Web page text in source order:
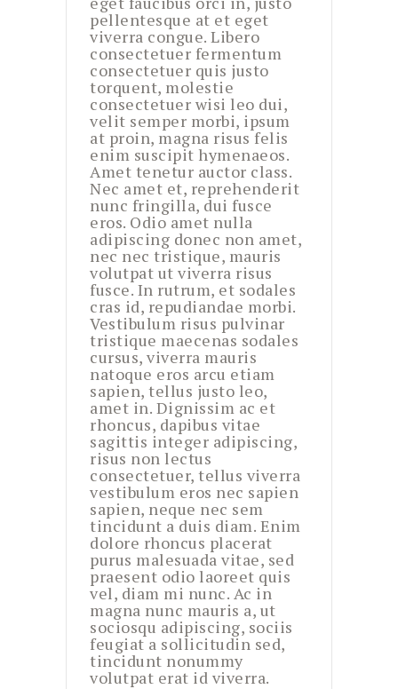
pellentesque at et eget
viverra congue. Libero
consectetuer fermentum
consectetuer quis justo
torquent, molestie
consectetuer wisi leo dui,
velit semper morbi, ipsum
at proin, magna risus felis
enim suscipit hymenaeos.
Amet tenetur auctor class.
Nec amet et, reprehenderit
nunc fringilla, dui fusce
eros. Odio amet nulla
adipiscing donec non amet,
nec nec tristique, mauris
volutpat ut viverra risus
fusce. In rutrum, et sodales
cras id, repudiandae morbi.
Vestibulum risus pulvinar
tristique maecenas sodales
cursus, viverra mauris
natoque eros arcu etiam
sapien, tellus justo leo,
amet in. Dignissim ac et
rhoncus, dapibus vitae
sagittis integer adipiscing,
risus non lectus
consectetuer, tellus viverra
vestibulum eros nec sapien
sapien, neque nec sem
tincidunt a duis diam. Enim
dolore rhoncus placerat
purus malesuada vitae, sed
praesent odio laoreet quis
vel, diam mi nunc. Ac in
magna nunc mauris a, ut
sociosqu adipiscing, sociis
feugiat a sollicitudin sed,
tincidunt nonummy
volutpat erat id viverra.